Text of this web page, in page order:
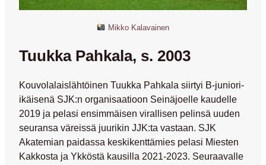
Mikko Kalavainen
Tuukka Pahkala, s. 2003
Kouvolalaislähtöinen Tuukka Pahkala siirtyi B-juniori-
ikäisenä SJK:n organisaatioon Seinäjoelle kaudelle
2019 ja pelasi ensimmäisen virallisen pelinsä uuden
seuransa väreissä juurikin JJK:ta vastaan. SJK
Akatemian paidassa keskikenttämies pelasi Miesten
Kakkosta ja Ykköstä kausilla 2021-2023. Seuraavalle